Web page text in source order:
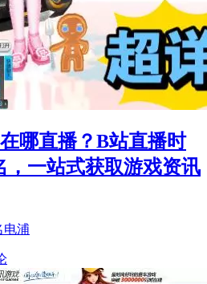
哪直播？B站直播时
，一站式获取游戏资讯
电浦